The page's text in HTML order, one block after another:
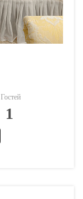
Гостей
1